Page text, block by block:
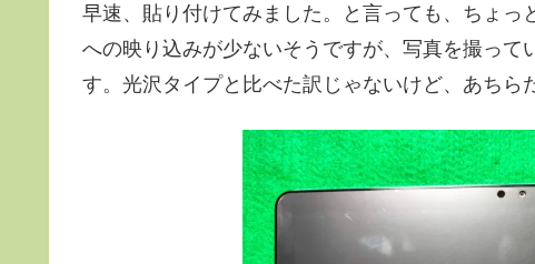
早速、貼り付けてみました。と言っても、ちょ
への映り込みが少ないそうですが、写真を撮って
す。光沢タイプと比べた訳じゃないけど、あちら